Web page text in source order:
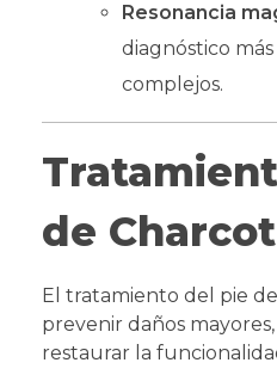
Resonancia
diagnóstico
complejos.
de Charcot
El tratamiento del pie
prevenir daños
restaurar la